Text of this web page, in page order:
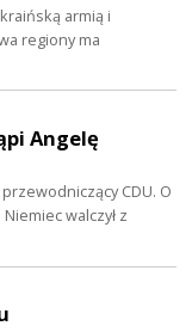
armią i
regiony ma
Angelę
CDU. O
walczył z